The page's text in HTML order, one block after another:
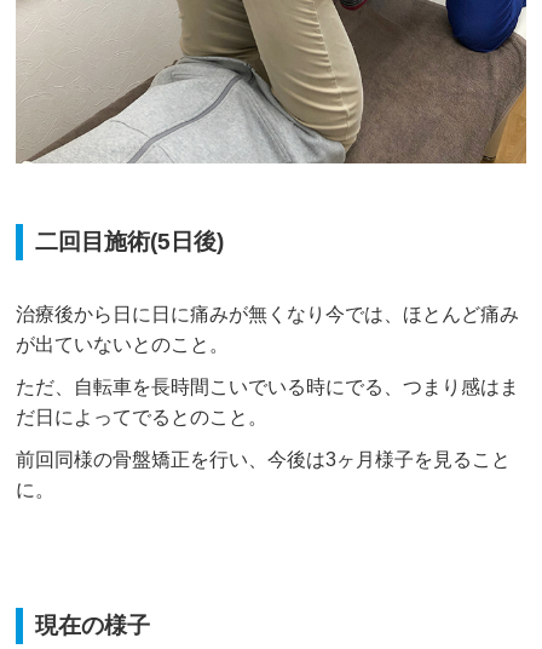
二回目施術(5日後)
治療後から日に日に痛みが無くなり今では、ほとんど痛み
が出ていないとのこと。
ただ、自転車を長時間こいでいる時にでる、つまり感はま
だ日によってでるとのこと。
前回同様の骨盤矯正を行い、今後は3ヶ月様子を見ること
に。
現在の様子